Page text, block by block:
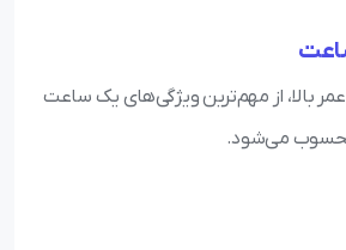
بالا، از مهم‌ترین ویژگی‌های یک ساعت
محسوب می‌شود.